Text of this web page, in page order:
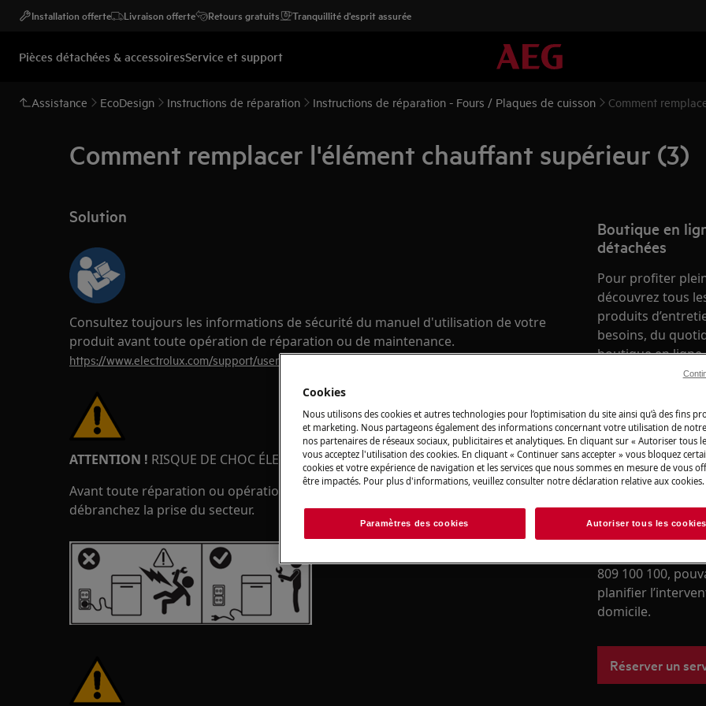
Installation offerte Livraison offerte Retours gratuits Tranquillité d'esprit assurée
Pièces détachées & accessoiresService et support
Assistance EcoDesign Instructions de réparation Instructions de réparation - Fours / Plaques de cuisson Comment
Comment remplacer l'élément chauffant supérieur (3)
Solution
Consultez toujours les informations de sécurité du manuel d'utilisation de votre
produit avant toute opération de réparation ou de maintenance.
https://www.electrolux.com/support/user-manuals/
ATTENTION ! RISQUE DE CHOC ÉLECTRIQUE
Avant toute réparation ou opération de maintenance, désactivez l'appareil et
débranchez la prise du secteur.
Boutique en
détachées
Pour profiter
découvrez tous
produits
besoins, du
boutique en ligne
Vers la
Service de
Besoin d’une
votre appareil
avec notre
809 100 100,
planifier
domicile.
Réserver un
Cookies
Nous utilisons des cookies et autres technologies pour l’optimisation du site ainsi qu’à des fins
et marketing. Nous partageons également des informations concernant votre utilisation de
nos partenaires de réseaux sociaux, publicitaires et analytiques. En cliquant sur « Autoriser tous
vous acceptez l'utilisation des cookies. En cliquant « Continuer sans accepter » vous bloquez
cookies et votre expérience de navigation et les services que nous sommes en mesure de vous
être impactés. Pour plus d'informations, veuillez consulter notre déclaration relative aux cookies.
Paramètres des cookies Autoriser tous les cookies